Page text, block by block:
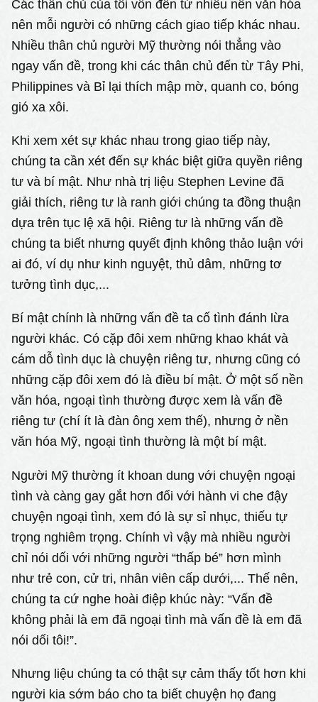
Các thân chủ của tôi vốn đến từ nhiều nền văn hóa
nên mỗi người có những cách giao tiếp khác nhau.
Nhiều thân chủ người Mỹ thường nói thẳng vào
ngay vấn đề, trong khi các thân chủ đến từ Tây Phi,
Philippines và Bỉ lại thích mập mờ, quanh co, bóng
gió xa xôi.
Khi xem xét sự khác nhau trong giao tiếp này,
chúng ta cần xét đến sự khác biệt giữa quyền riêng
tư và bí mật. Như nhà trị liệu Stephen Levine đã
giải thích, riêng tư là ranh giới chúng ta đồng thuận
dựa trên tục lệ xã hội. Riêng tư là những vấn đề
chúng ta biết nhưng quyết định không thảo luận với
ai đó, ví dụ như kinh nguyệt, thủ dâm, những tơ
tưởng tình dục,...
Bí mật chính là những vấn đề ta cố tình đánh lừa
người khác. Có cặp đôi xem những khao khát và
cám dỗ tình dục là chuyện riêng tư, nhưng cũng có
những cặp đôi xem đó là điều bí mật. Ở một số nền
văn hóa, ngoại tình thường được xem là vấn đề
riêng tư (chí ít là đàn ông xem thế), nhưng ở nền
văn hóa Mỹ, ngoại tình thường là một bí mật.
Người Mỹ thường ít khoan dung với chuyện ngoại
tình và càng gay gắt hơn đối với hành vi che đậy
chuyện ngoại tình, xem đó là sự sỉ nhục, thiếu tự
trọng nghiêm trọng. Chính vì vậy mà nhiều người
chỉ nói dối với những người “thấp bé” hơn mình
như trẻ con, cử tri, nhân viên cấp dưới,... Thế nên,
chúng ta cứ nghe hoài điệp khúc này: “Vấn đề
không phải là em đã ngoại tình mà vấn đề là em đã
nói dối tôi!”.
Nhưng liệu chúng ta có thật sự cảm thấy tốt hơn khi
người kia sớm báo cho ta biết chuyện họ đang